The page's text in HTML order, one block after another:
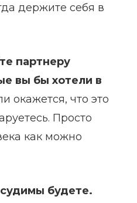
держите себя в
партнеру
вы бы хотели в
окажется, что это
Просто
как можно
будете.